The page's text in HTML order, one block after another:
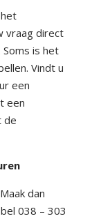
vraag direct
is het
Vindt u
een
een
de
dan
038 – 303